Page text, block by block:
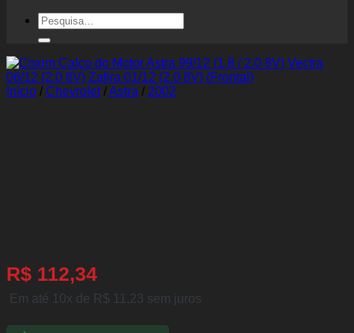
Pesquisar
por:
Início / Chevrolet /Astra / 2002
R$ 112,34
Em até 10x de R$ 11,23 sem juros